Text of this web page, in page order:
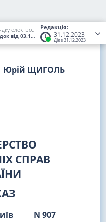
Редакція:
31.12.2023
Діє з 31.12.2023
Про затвердження Порядку електронної інформаційної взаємодії Пенсійного фонду України, Міністерства внутрішніх справ України та центральних органів виконавчої влади, діяльність яких спрямовується та координується Кабінетом Міністрів України через Міністра внутрішніх справ України
від 03.12.2021 № 34-1, 907 (Статус:
Юрій ЩИГОЛЬ
СПРАВ
N 907